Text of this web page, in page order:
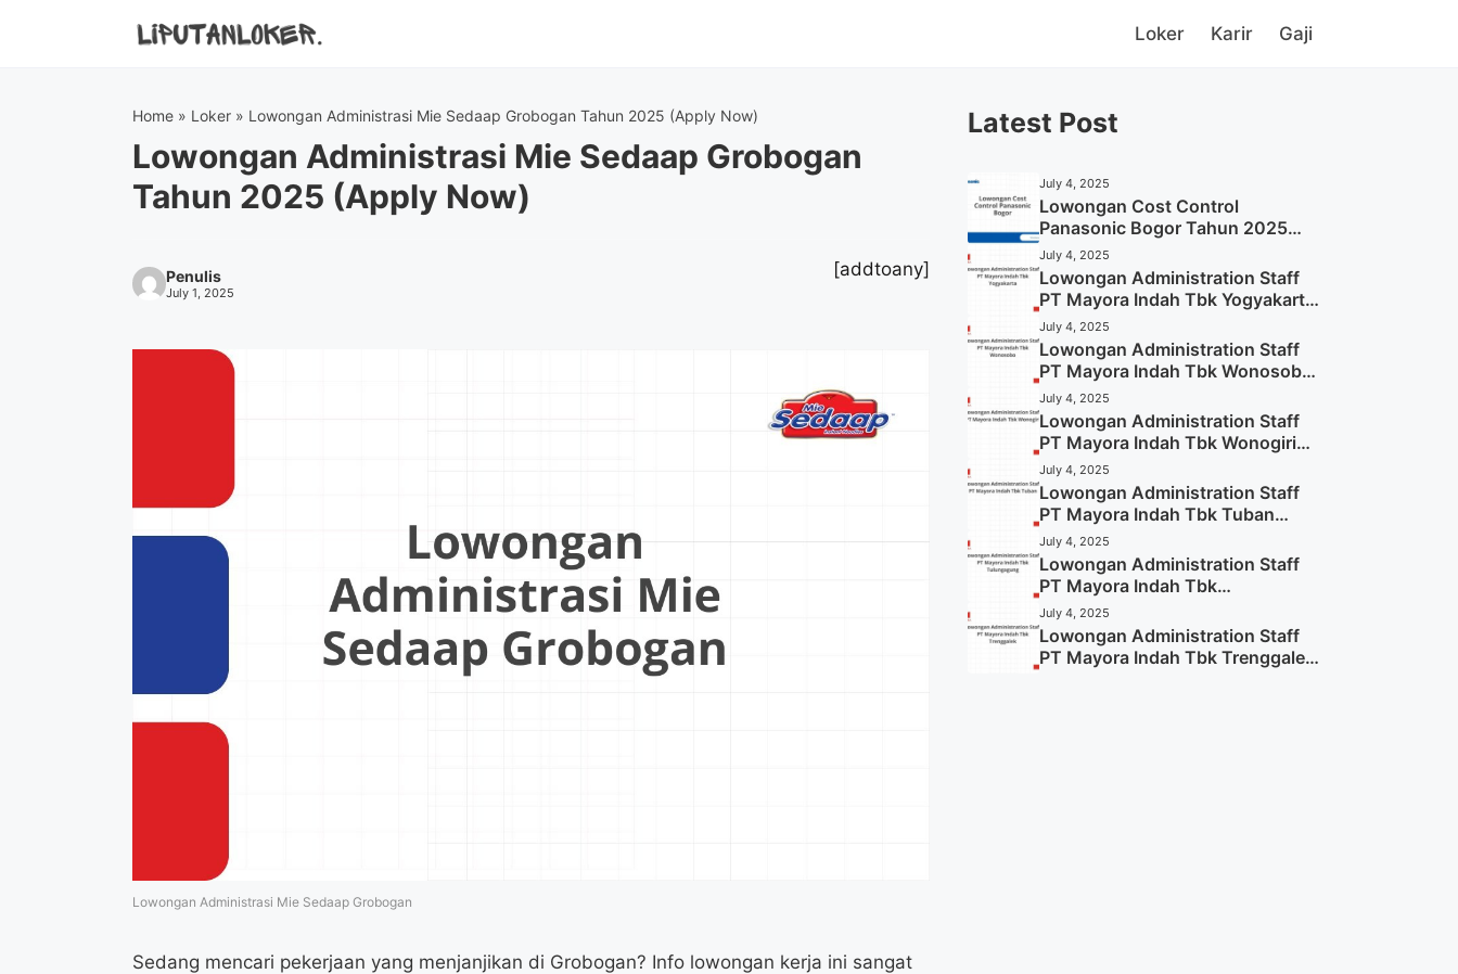
Loker Karir Gaji
Home » Loker » Lowongan Administrasi Mie Sedaap Grobogan Tahun 2025 (Apply Now)
Lowongan Administrasi Mie Sedaap Grobogan
Tahun 2025 (Apply Now)
Penulis
July 1, 2025
[addtoany]
Lowongan Administrasi Mie Sedaap Grobogan
Sedang mencari pekerjaan yang menjanjikan di Grobogan? Info lowongan kerja ini sangat
Latest Post
July 4, 2025
Lowongan Cost Control
Panasonic Bogor Tahun 2025
(Lamar Sekarang)
July 4, 2025
Lowongan Administration Staff
PT Mayora Indah Tbk Yogyakarta
Tahun 2025
July 4, 2025
Lowongan Administration Staff
PT Mayora Indah Tbk Wonosobo
Tahun 2025 (Lamar Sekarang)
July 4, 2025
Lowongan Administration Staff
PT Mayora Indah Tbk Wonogiri
Tahun 2025 (Apply Now)
July 4, 2025
Lowongan Administration Staff
PT Mayora Indah Tbk Tuban
Tahun 2025 (Resmi)
July 4, 2025
Lowongan Administration Staff
PT Mayora Indah Tbk
Tulungagung Tahun 2025 (Lamar
Sekarang)
July 4, 2025
Lowongan Administration Staff
PT Mayora Indah Tbk Trenggalek